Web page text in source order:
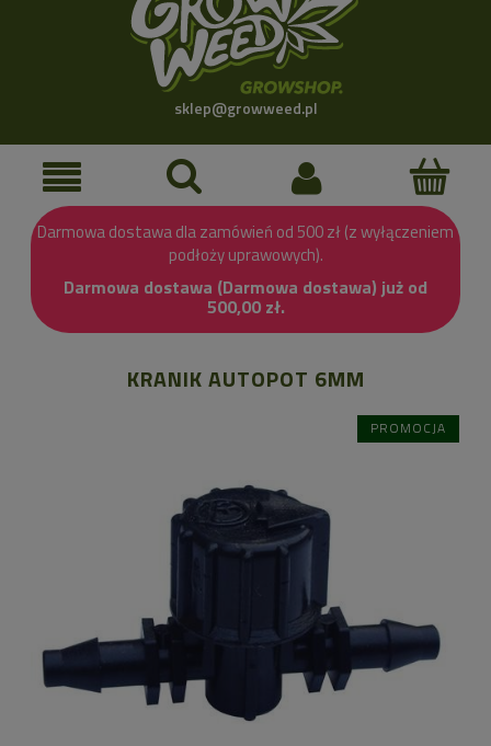
sklep@growweed.pl
Darmowa dostawa dla zamówień od 500 zł (z wyłączeniem
podłoży uprawowych).
Darmowa dostawa (Darmowa dostawa) już od
500,00 zł.
KRANIK AUTOPOT 6MM
PROMOCJA